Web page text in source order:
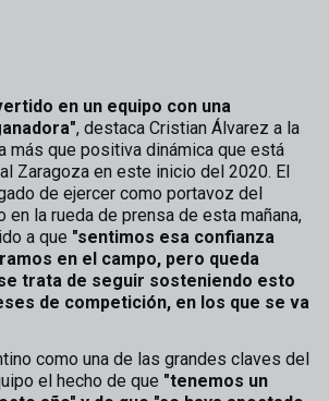
en un equipo con una
, destaca Cristian Álvarez a la
más que positiva dinámica que está
Zaragoza en este inicio del 2020. El
de ejercer como portavoz del
en la rueda de prensa de esta mañana,
a que "sentimos esa confianza
en el campo, pero queda
trata de seguir sosteniendo esto
de competición, en los que se va
como una de las grandes claves del
el hecho de que "tenemos un